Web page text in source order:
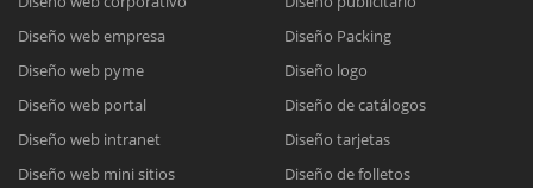
Diseño web empresa
Diseño web pyme
Diseño web portal
Diseño web intranet
Diseño web mini sitios
Diseño Packing
Diseño logo
Diseño de catálogos
Diseño tarjetas
Diseño de folletos